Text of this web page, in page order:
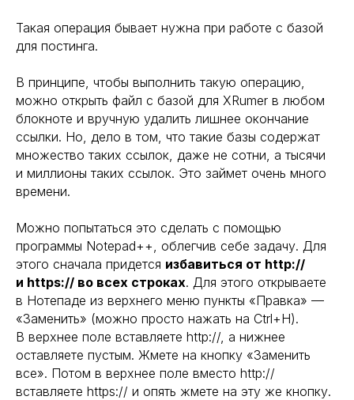
Такая операция бывает нужна при работе с базой
для постинга.
В принципе, чтобы выполнить такую операцию,
можно открыть файл с базой для XRumer в любом
блокноте и вручную удалить лишнее окончание
ссылки. Но, дело в том, что такие базы содержат
множество таких ссылок, даже не сотни, а тысячи
и миллионы таких ссылок. Это займет очень много
времени.
Можно попытаться это сделать с помощью
программы Notepad++, облегчив себе задачу. Для
этого сначала придется избавиться от http://
и https:// во всех строках. Для этого открываете
в Нотепаде из верхнего меню пункты «Правка» —
«Заменить» (можно просто нажать на Ctrl+H).
В верхнее поле вставляете http://, а нижнее
оставляете пустым. Жмете на кнопку «Заменить
все». Потом в верхнее поле вместо http://
вставляете https:// и опять жмете на эту же кнопку.